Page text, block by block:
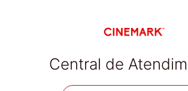
Central de